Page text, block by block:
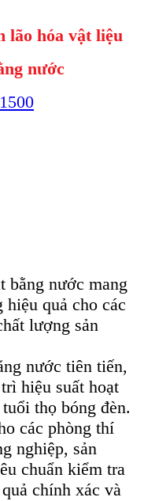
lão hóa vật liệu
nước
bằng nước mang
hiệu quả cho các
lượng sản
nước tiên tiến,
hiệu suất hoạt
thọ bóng đèn.
các phòng thí
nghiệp, sản
chuẩn kiểm tra
chính xác và